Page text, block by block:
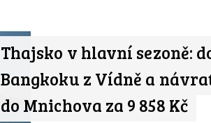
Thajsko v hlavní sezoně:
Bangkoku z Vídně a
do Mnichova za 9 858 Kč